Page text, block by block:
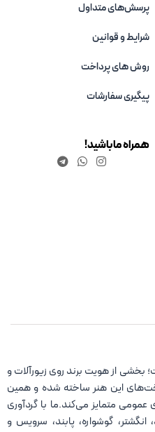
پرسش‌های متداول
شرایط و قوانین
روش های پرداخت
پیگیری سفارشات
همراه ما باشید!
بخشی از هویت برند روی زیورآلات و
این هنر ساخته شده و همین
متمایز می‌کند.ما با گردآوری
انگشتر، گوشواره، پابند، سرویس و